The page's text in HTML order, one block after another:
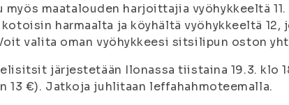
myös maatalouden harjoittajia vyöhykkeeltä
harmaalta ja köyhältä vyöhykkeeltä
valita oman vyöhykkeesi sitsilipun oston
järjestetään Ilonassa tiistaina 19.3. klo
13 €). Jatkoja juhlitaan leffahahmoteemalla.